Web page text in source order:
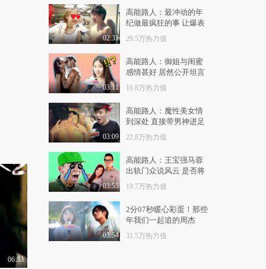
00:37
01:09
碰到不背词的演员，直
接抽大嘴巴？连周迅..
03:28
赵露思杀青照被说胖，
直播时脸凑近镜头，..
这次给佳琦买冰淇淋再
我做到了 结果还被她
爆料！李诞回应出轨传
02:31
高能路人：最冲动的年
纪做最疯狂的事 让爆表
的青春不留任何遗憾！
29.5万热力值
03:11
高能路人：御姐与闺蜜
感情甚好 居然公开坦言
两人共用一个男友！
16.8万热力值
03:09
高能路人：魔性美女情
到深处 直接带男神进足
疗店关上灯
22.8万热力值
03:55
高能路人：王宝强马蓉
出轨门众说风云 是否将
出现惊天大反转？
19.7万热力值
03:54
2分07秒暖心彩蛋！那些
年我们一起追的周杰
伦！
31.5万热力值
06:33